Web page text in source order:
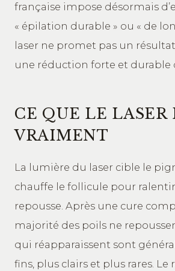
française impose désormais
« épilation durable » ou « de
laser ne promet pas un
une réduction forte et durable
CE QUE LE LASER
VRAIMENT
La lumière du laser cible le
chauffe le follicule pour
repousse. Après une cure
majorité des poils ne
qui réapparaissent sont
fins, plus clairs et plus rares. Le